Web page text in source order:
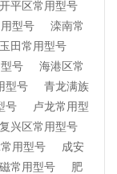
开平区常用型号
型号
滦南常
玉田常用型号
号
海港区常
型号
青龙满族
号
卢龙常用型
复兴区常用型号
用型号
成安
磁常用型号
肥